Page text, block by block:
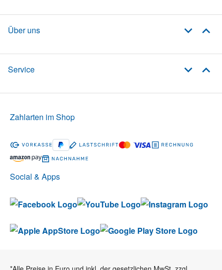
Über uns
Service
Social & Apps
Zahlarten im Shop